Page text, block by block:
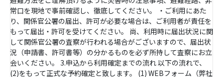
常口を現地で事前確認し、徹底してください。 ・ご利用にあた
り、関係官公署の届出、許可が必要な場合は、ご利用者が責任を
もって届出・許可を受けてください。 尚、利用時に届出状況に関
して関係官公署の査察が行われる場合がございますので、届出状
況（申請書、許可書等）の分かるものを必ず所持して査察にお立
会いください。 3.申込から利用確定までの流れ 以下の流れで、
(2)をもって正式な予約確定と致します。 (1) WEBフォーム（弊社